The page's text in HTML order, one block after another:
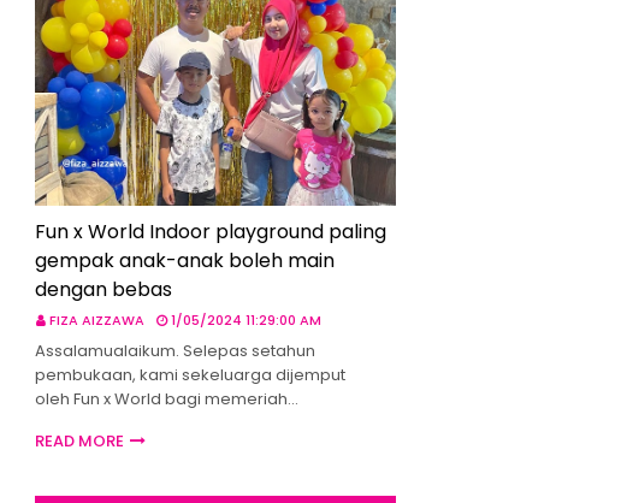
Fun x World Indoor playground paling
gempak anak-anak boleh main
dengan bebas
FIZA AIZZAWA 1/05/2024 11:29:00 AM
Assalamualaikum. Selepas setahun
pembukaan, kami sekeluarga dijemput
oleh Fun x World bagi memeriah…
READ MORE